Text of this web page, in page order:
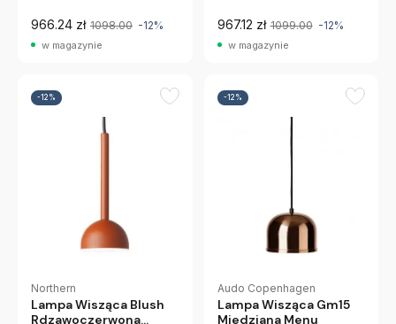
966.24 zł 1098.00 -12%
w magazynie
967.12 zł 1099.00 -12%
w magazynie
-12%
Northern
Lampa Wisząca Blush
Rdzawoczerwona
-12%
Audo Copenhagen
Lampa Wisząca Gm15
Miedziana Menu